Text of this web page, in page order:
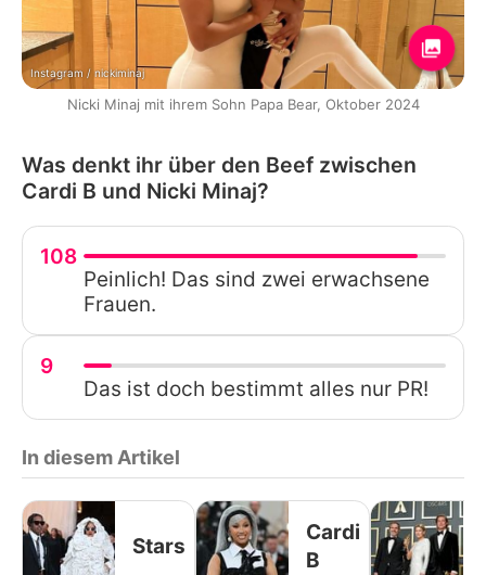
Instagram / nickiminaj
Nicki Minaj mit ihrem Sohn Papa Bear, Oktober 2024
Was denkt ihr über den Beef zwischen
Cardi B und Nicki Minaj?
108
Peinlich! Das sind zwei erwachsene
Frauen.
9
Das ist doch bestimmt alles nur PR!
In diesem Artikel
Stars
Cardi
B